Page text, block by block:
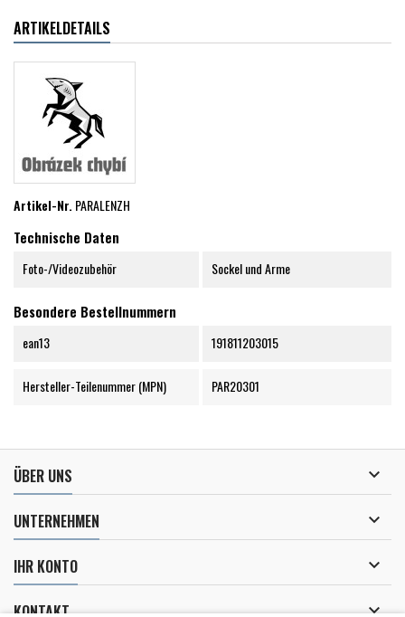
ARTIKELDETAILS
Artikel-Nr. PARALENZH
Technische Daten
Foto-/Videozubehör Sockel und Arme
Besondere Bestellnummern
ean13 191811203015
Hersteller-Teilenummer (MPN) PAR20301
ÜBER UNS 
UNTERNEHMEN 
IHR KONTO 
KONTAKT 